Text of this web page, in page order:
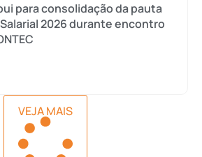
para consolidação da pauta
2026 durante encontro
VEJA MAIS